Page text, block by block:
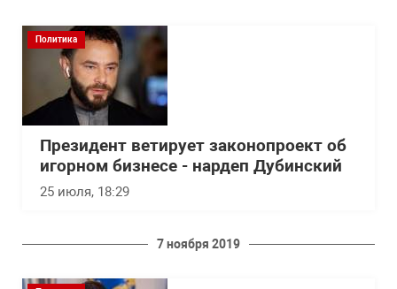
Политика
Президент ветирует законопроект об
игорном бизнесе - нардеп Дубинский
25 июля, 18:29
7 ноября 2019